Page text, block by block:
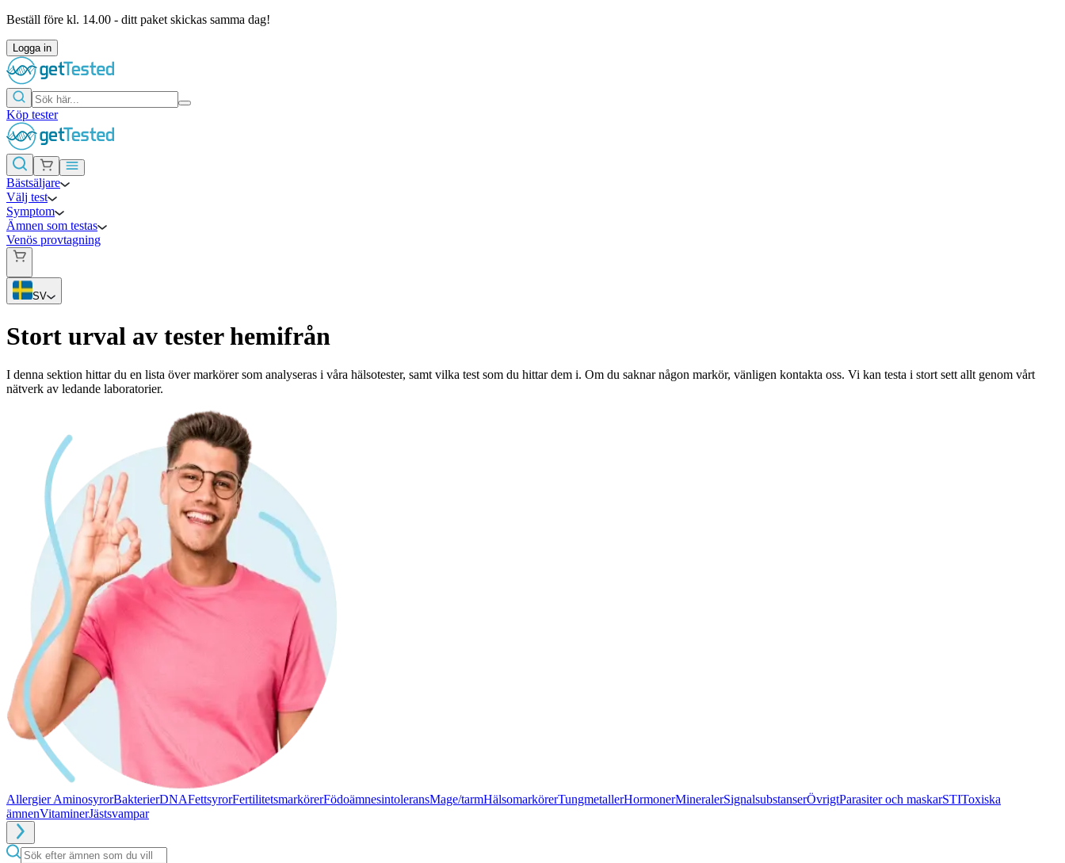
Beställ före kl. 14.00 - ditt paket skickas samma dag!
Logga in
Köp tester
Bästsäljare
Välj test
Symptom
Ämnen som testas
Venös provtagning
SV
Stort urval av tester hemifrån
I denna sektion hittar du en lista över markörer som analyseras i våra hälsotester, samt vilka test som du hittar dem i. Om du saknar någon markör, vänligen kontakta oss. Vi kan testa i stort sett allt genom vårt
nätverk av ledande laboratorier.
AllergierAminosyrorBakterierDNAFettsyrorFertilitetsmarkörerFödoämnesintoleransMage/tarmHälsomarkörerTungmetallerHormonerMineralerSignalsubstanserÖvrigtParasiter och maskarSTIToxiska
ämnenVitaminerJästsvampar